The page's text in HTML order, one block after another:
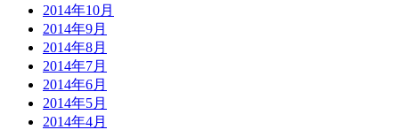
2014年10月
2014年9月
2014年8月
2014年7月
2014年6月
2014年5月
2014年4月